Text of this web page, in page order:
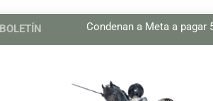
BOLETÍN
Condenan a Meta a pagar
Prensa de EEUU divulga
Condenan a Meta a pagar